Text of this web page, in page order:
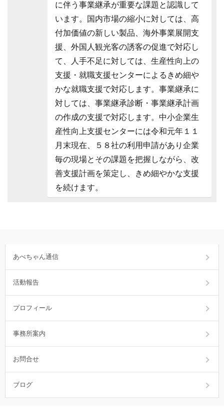
に伴う事業継承が重要な課題と認識して
います。国内市場の縮小に対しては、高
付加価値の新しい製品、海外事業展開支
援、外国人観光客の誘客の促進で対応し
て、人手不足に対しては、生産性向上の
支援・就職支援センターによるきめ細や
かな就職支援で対応します。事業継承に
対しては、事業継承診断・事業継承計画
の作成の支援で対応します。中小企業生
産性向上支援センターには令和元年１１
月末現在、５８社の利用申請があり企業
毎の現場とその課題を把握しながら、改
善支援計画を策定し、きめ細やかな支援
を続けます。
あべちゃん通信
活動報告
プロフィール
事務所案内
お問合せ
ブログ